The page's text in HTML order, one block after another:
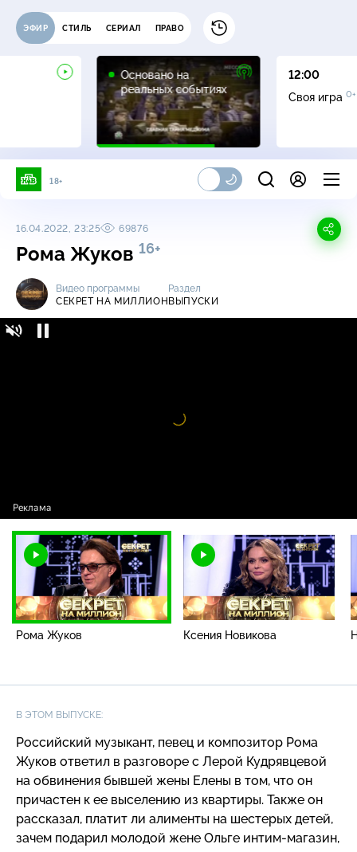
ЭФИР СТИЛЬ СЕРИАЛ ПРАВО
Основано на
реальных событиях
16+
12:00
Своя игра 0+
18+
16.04.2022, 23:25 69876
Рома Жуков 16+
Видео программы
СЕКРЕТ НА МИЛЛИОН
Раздел
ВЫПУСКИ
Видео
проигрыватель
Рома Жуков Ксения Новикова
В ЭТОМ ВЫПУСКЕ:
Российский музыкант, певец и композитор Рома
Жуков ответил в разговоре с Лерой Кудрявцевой
на обвинения бывшей жены Елены в том, что он
причастен к ее выселению из квартиры. Также он
рассказал, платит ли алименты на шестерых детей,
зачем подарил молодой жене Ольге интим-магазин,